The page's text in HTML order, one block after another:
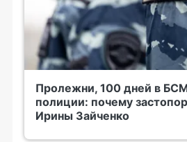
Пролежни, 100 дней в
полиции: почему
Ирины Зайченко